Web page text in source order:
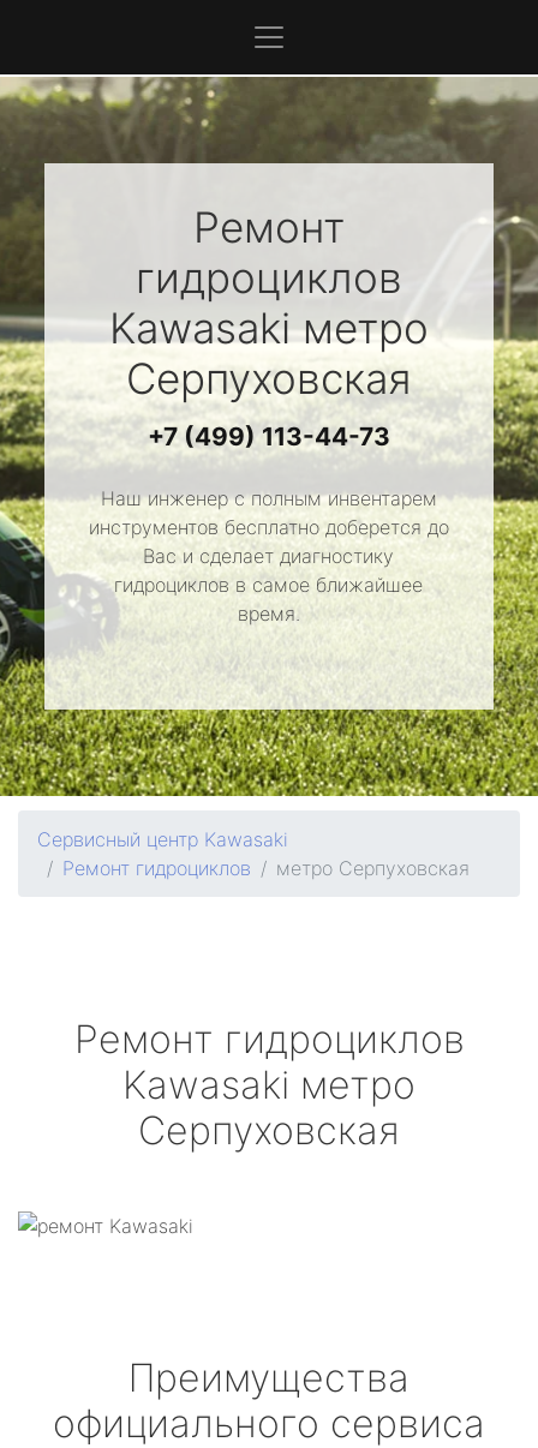
Ремонт
гидроциклов
Kawasakiметро
Серпуховская
+7 (499) 113-44-73
Наш инженер с полным инвентарем
инструментов бесплатно доберется до
Вас и сделает диагностику
гидроциклов в самое ближайшее
время.
Сервисный центр Kawasaki
Ремонт гидроциклов
метро Серпуховская
Ремонт гидроциклов
Kawasaki метро
Серпуховская
Преимущества
официального сервиса